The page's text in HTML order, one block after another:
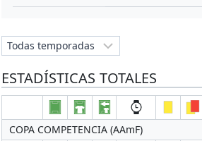
ESTADÍSTICAS TOTALES
COPA COMPETENCIA (AAmF)